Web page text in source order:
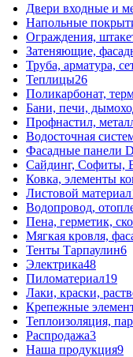
Двери входные и
Напольные
Ограждения,
Затеняющие,
Труба, арматура,
Теплицы26
Поликарбонат,
Бани, печи,
Профнастил,
Водосточная
Фасадные панели
Сайдинг, Софиты,
Ковка, элементы
Листовой материал
Водопровод,
Пена, герметик,
Мягкая кровля,
Тенты Тарпаулин6
Электрика48
Пиломатериал19
Лаки, краски,
Крепежные
Теплоизоляция,
Распродажа3
Наша продукция9